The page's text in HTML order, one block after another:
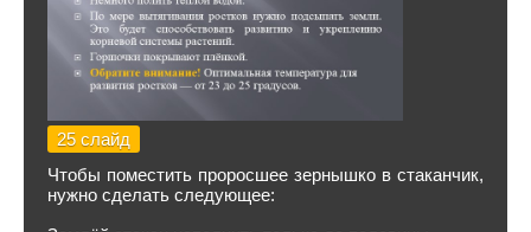
25 слайд
Чтобы поместить проросшее зернышко в стаканчик,
нужно сделать следующее: